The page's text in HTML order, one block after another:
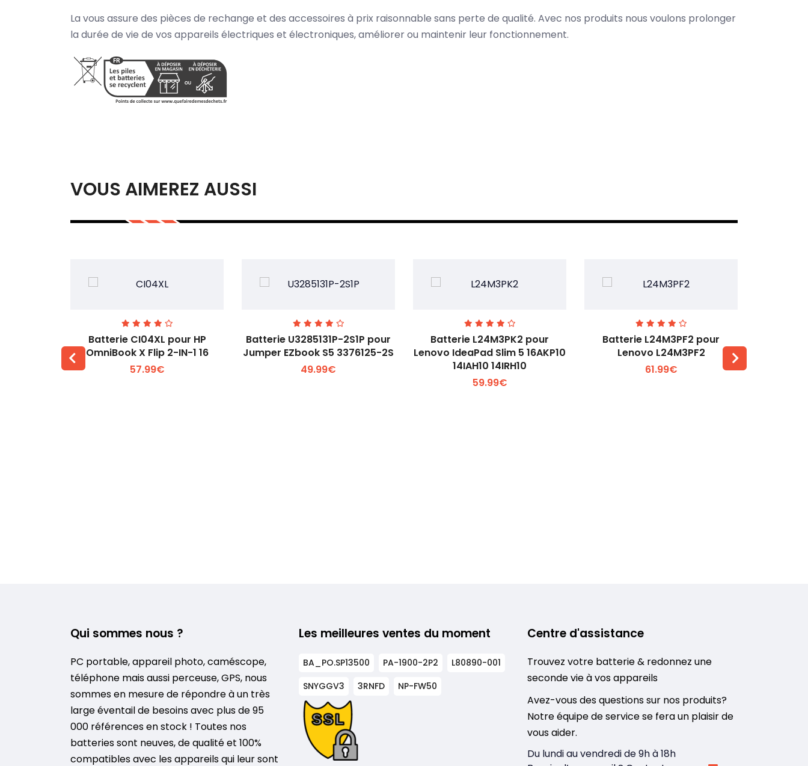
La vous assure des pièces de rechange et des accessoires à prix raisonnable sans perte de qualité. Avec nos produits nous voulons prolonger
la durée de vie de vos appareils électriques et électroniques, améliorer ou maintenir leur fonctionnement.
VOUS AIMEREZ AUSSI
Voir plus +
Batterie CI04XL pour HP
OmniBook X Flip 2-IN-1 16
57.99€
Voir plus +
Batterie U3285131P-2S1P pour
Jumper EZbook S5 3376125-2S
49.99€
Voir plus +
Batterie L24M3PK2 pour
Lenovo IdeaPad Slim 5 16AKP10
14IAH10 14IRH10
59.99€
Voir plus +
Batterie L24M3PF2 pour
Lenovo L24M3PF2
61.99€
Qui sommes nous ?
PC portable, appareil photo, caméscope,
téléphone mais aussi perceuse, GPS, nous
sommes en mesure de répondre à un très
large éventail de besoins avec plus de 95
000 références en stock ! Toutes nos
batteries sont neuves, de qualité et 100%
compatibles avec les appareils qui leur sont
Les meilleures ventes du moment
BA_PO.SP13500 PA-1900-2P2
L80890-001
SNYGGV3
3RNFD NP-FW50
Centre d'assistance
Trouvez votre batterie & redonnez une
seconde vie à vos appareils
Avez-vous des questions sur nos produits?
Notre équipe de service se fera un plaisir de
vous aider.
Du lundi au vendredi de 9h à 18h